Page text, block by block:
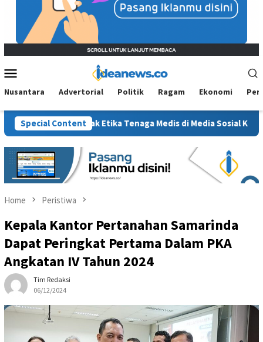
Menu
Nusantara Advertorial Politik Ragam Ekonomi
Special Content
Jejak Etika Tenaga Medis di Media Sosial Kembali
Home Peristiwa
Kepala Kantor Pertanahan Samarinda
Dapat Peringkat Pertama Dalam PKA
Angkatan IV Tahun 2024
Tim Redaksi
06/12/2024